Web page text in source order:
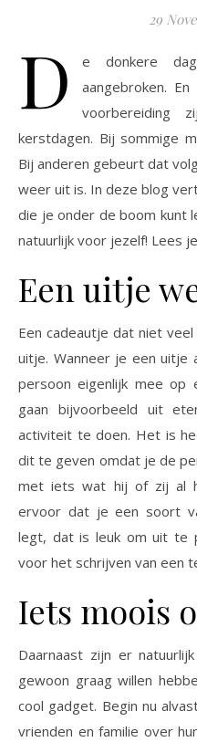
29
D
e donkere
aangebroken.
voorbereiding
kerstdagen. Bij sommige
Bij anderen gebeurt dat
weer uit is. In deze blog
die je onder de boom kunt
natuurlijk voor jezelf! Lees
Een uitje
Een cadeautje dat niet
uitje. Wanneer je een uitje
persoon eigenlijk mee op
gaan bijvoorbeeld uit
activiteit te doen. Het is
dit te geven omdat je de
met iets wat hij of zij al
ervoor dat je een soort
legt, dat is leuk om uit te
voor het schrijven van een
Iets moois
Daarnaast zijn er
gewoon graag willen
cool gadget. Begin nu
vrienden en familie over